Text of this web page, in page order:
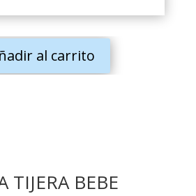
al carrito
TIJERA BEBE